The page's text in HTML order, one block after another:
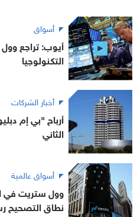
أسواق
أيوب: تراجع
التكنولوجيا
أخبار الشركات
أرباح "بي إم
الثاني
أسواق عالمية
وول ستريت في
نطاق التصحيح